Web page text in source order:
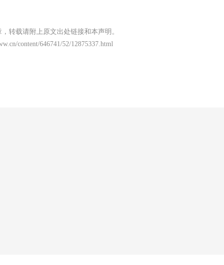
，转载请附上原文出处链接和本声明。
content/646741/52/12875337.html